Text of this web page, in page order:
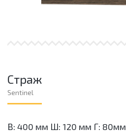
Страж
Sentinel
В: 400 мм Ш: 120 мм Г: 80мм